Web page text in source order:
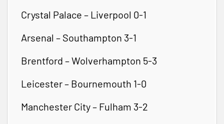
Crystal Palace – Liverpool 0-1
Arsenal – Southampton 3-1
Brentford – Wolverhampton 5-3
Leicester – Bournemouth 1-0
Manchester City – Fulham 3-2